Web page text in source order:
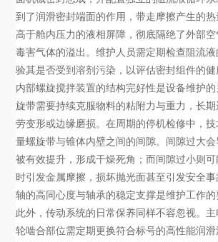
到了润滑密封端面的作用，带走摩擦产生的
高于舱内压力的液相屏障，彻底隔绝了外部
毒害气体的溢出。维护人员需定期检查阻流
验其是否受到溶剂污染，以评估密封组件的健
内部螺旋搅拌装置的结构完好性是设备维护
旋带需要持续克服物料的粘附力与重力，长
劳变形或边缘磨损。在周期的停机检修中，技
量螺旋带与锥体内壁之间的间隙。间隙过大
被有效提升，形成干燥死角；而间隙过小则
时引发金属摩擦，损坏抛光面甚至引发安全
轴的高同心度与轴承的稳定支撑是维护工作的
此外，传动系统的日常保养同样不容忽视。
轮啮合部位需定期更换符合标号的高性能润